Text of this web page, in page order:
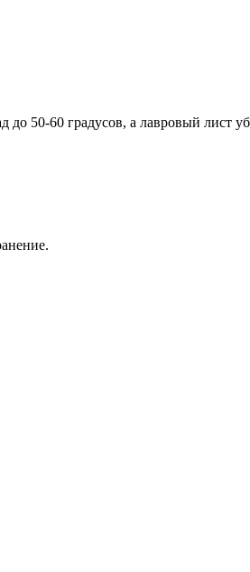
50-60 градусов, а лавровый лист